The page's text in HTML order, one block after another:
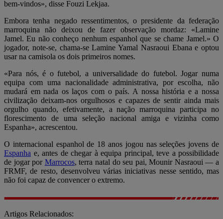
bem-vindos», disse Fouzi Lekjaa.
Embora tenha negado ressentimentos, o presidente da federação
marroquina não deixou de fazer observação mordaz: «Lamine
Jamel. Eu não conheço nenhum espanhol que se chame Jamel.» O
jogador, note-se, chama-se Lamine Yamal Nasraoui Ebana e optou
usar na camisola os dois primeiros nomes.
«Para nós, é o futebol, a universalidade do futebol. Jogar numa
equipa com uma nacionalidade administrativa, por escolha, não
mudará em nada os laços com o país. A nossa história e a nossa
civilização deixam-nos orgulhosos e capazes de sentir ainda mais
orgulho quando, efetivamente, a nação marroquina participa no
florescimento de uma seleção nacional amiga e vizinha como
Espanha», acrescentou.
O internacional espanhol de 18 anos jogou nas seleções jovens de
Espanha e, antes de chegar à equipa principal, teve a possibilidade
de jogar por Marrocos, terra natal do seu pai, Mounir Nasraoui — a
FRMF, de resto, desenvolveu várias iniciativas nesse sentido, mas
não foi capaz de convencer o extremo.
Artigos Relacionados: